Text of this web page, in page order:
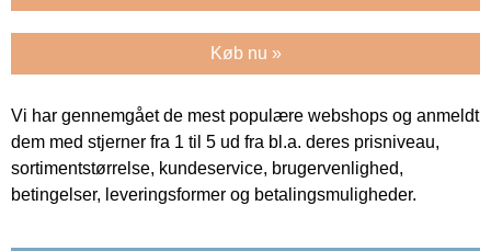
Køb nu »
Vi har gennemgået de mest populære webshops og anmeldt
dem med stjerner fra 1 til 5 ud fra bl.a. deres prisniveau,
sortimentstørrelse, kundeservice, brugervenlighed,
betingelser, leveringsformer og betalingsmuligheder.